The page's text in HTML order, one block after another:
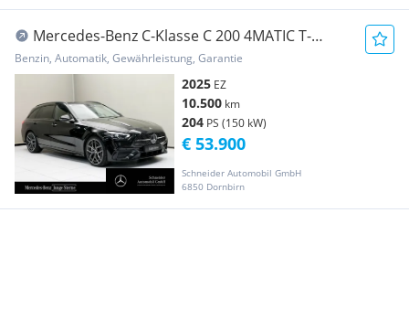
Mercedes-Benz C-Klasse C 200 4MATIC T-
Modell Sport S-Sitz Night SpurW
Benzin, Automatik, Gewährleistung, Garantie
2025 EZ
10.500 km
204 PS (150 kW)
Schneider Automobil GmbH
6850 Dornbirn
€ 53.900